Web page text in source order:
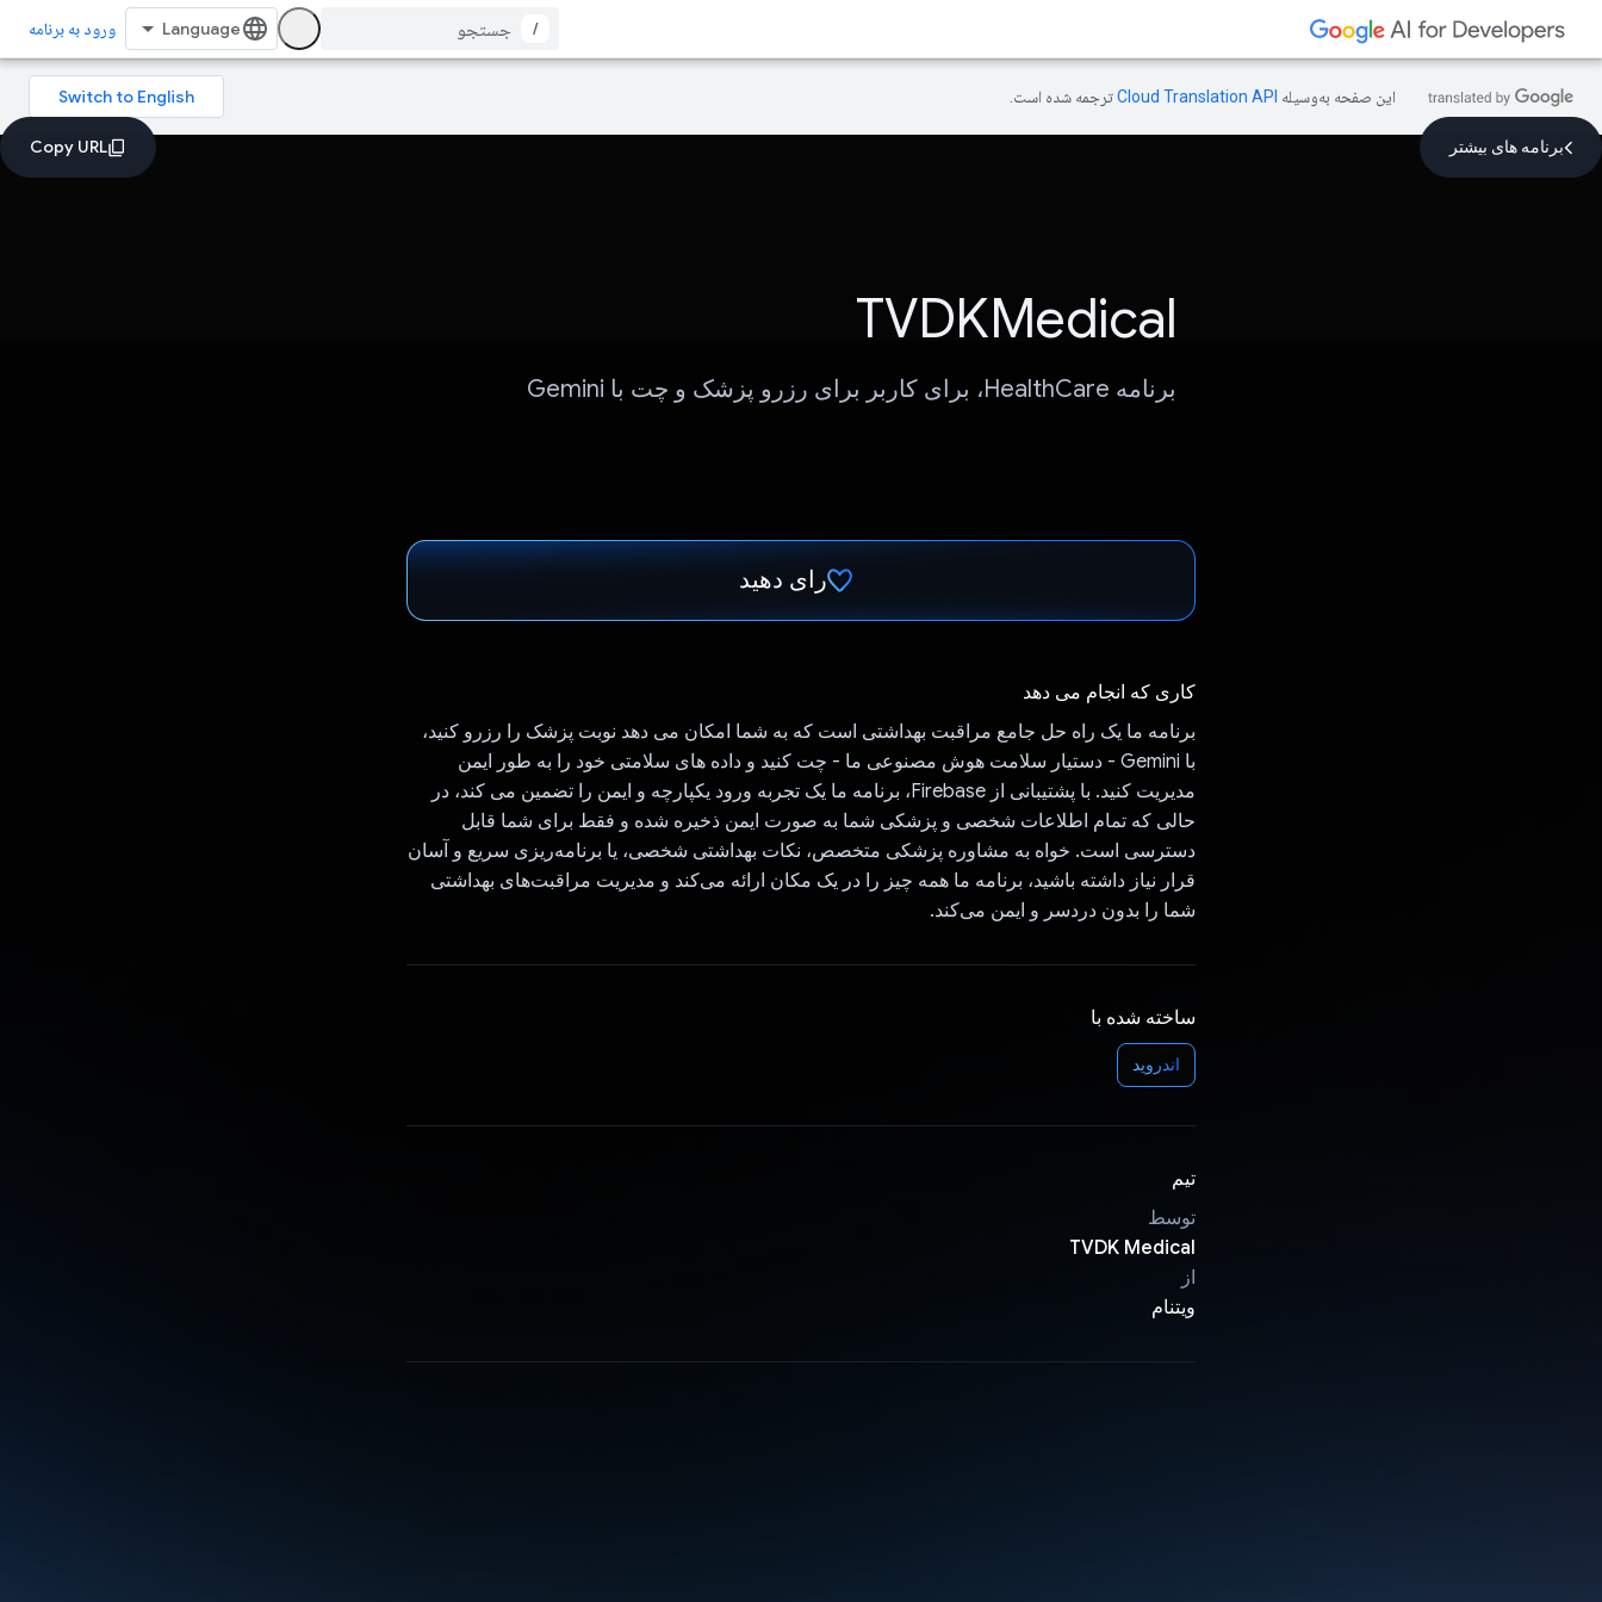
/ ورود به برنامه
این صفحه به‌وسیله ترجمه شده است.
برنامه های بیشتر
TVDKMedical
برنامه HealthCare، برای کاربر برای رزرو پزشک و چت با Gemini
رای دهید
کاری که انجام می دهد
برنامه ما یک راه حل جامع مراقبت بهداشتی است که به شما امکان می دهد نوبت پزشک را رزرو کنید،
با Gemini - دستیار سلامت هوش مصنوعی ما - چت کنید و داده های سلامتی خود را به طور ایمن
مدیریت کنید. با پشتیبانی از Firebase، برنامه ما یک تجربه ورود یکپارچه و ایمن را تضمین می کند، در
حالی که تمام اطلاعات شخصی و پزشکی شما به صورت ایمن ذخیره شده و فقط برای شما قابل
دسترسی است. خواه به مشاوره پزشکی متخصص، نکات بهداشتی شخصی، یا برنامه‌ریزی سریع و آسان
قرار نیاز داشته باشید، برنامه ما همه چیز را در یک مکان ارائه می‌کند و مدیریت مراقبت‌های بهداشتی
شما را بدون دردسر و ایمن می‌کند.
ساخته شده با
اندروید
تیم
توسط
TVDK Medical
از
ویتنام